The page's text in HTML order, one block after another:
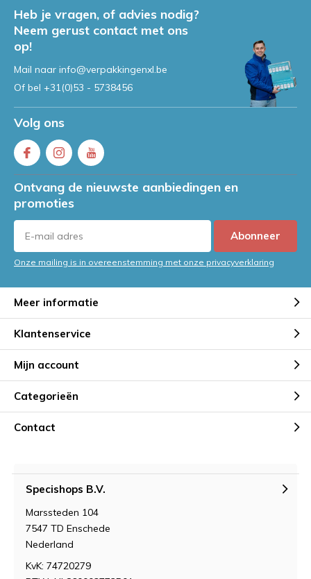
Heb je vragen, of advies nodig?
Neem gerust contact met ons
op!
Mail naar info@verpakkingenxl.be
Of bel +31(0)53 - 5738456
Volg ons
Ontvang de nieuwste aanbiedingen en
promoties
Abonneer
Onze mailing is in overeenstemming met onze privacyverklaring
Meer informatie
Klantenservice
Mijn account
Categorieën
Contact
Specishops B.V.
Marssteden 104
7547 TD Enschede
Nederland
KvK: 74720279